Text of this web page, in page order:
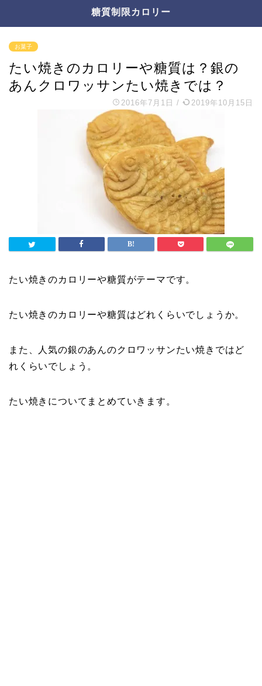
糖質制限カロリー
お菓子
たい焼きのカロリーや糖質は？銀の
あんクロワッサンたい焼きでは？
2016年7月1日 / 2019年10月15日
たい焼きのカロリーや糖質がテーマです。
たい焼きのカロリーや糖質はどれくらいでしょうか。
また、人気の銀のあんのクロワッサンたい焼きではど
れくらいでしょう。
たい焼きについてまとめていきます。